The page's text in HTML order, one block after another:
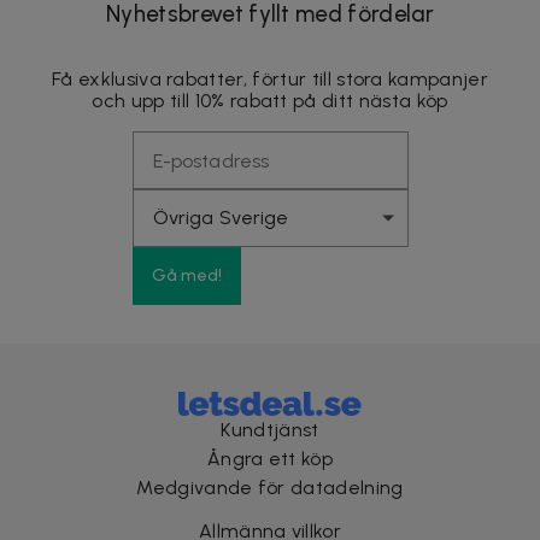
Nyhetsbrevet fyllt med fördelar
Få exklusiva rabatter, förtur till stora kampanjer
och upp till 10% rabatt på ditt nästa köp
Gå med!
Kundtjänst
Ångra ett köp
Medgivande för datadelning
Allmänna villkor